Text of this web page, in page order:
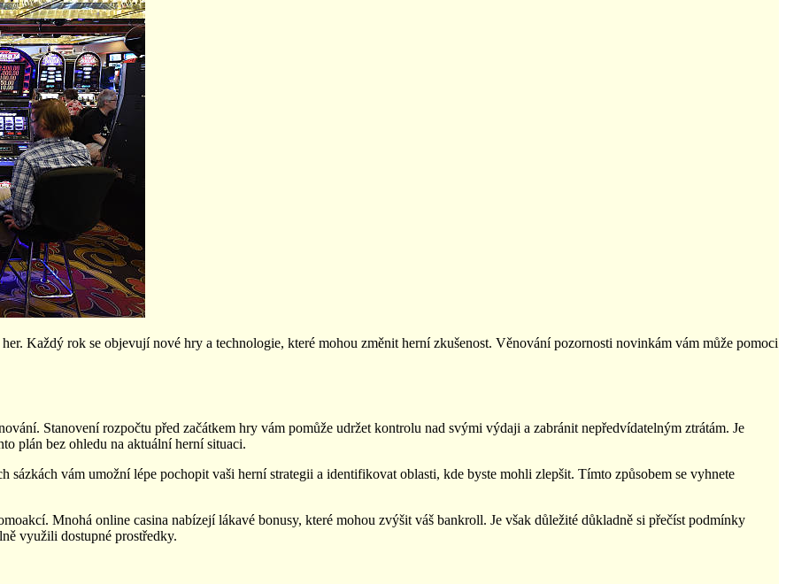
Každý rok se objevují nové hry a technologie, které mohou změnit herní zkušenost. Věnování pozornosti novinkám vám může pomoci
Stanovení rozpočtu před začátkem hry vám pomůže udržet kontrolu nad svými výdaji a zabránit nepředvídatelným ztrátám. Je
plán bez ohledu na aktuální herní situaci.
sázkách vám umožní lépe pochopit vaši herní strategii a identifikovat oblasti, kde byste mohli zlepšit. Tímto způsobem se vyhnete
Mnohá online casina nabízejí lákavé bonusy, které mohou zvýšit váš bankroll. Je však důležité důkladně si přečíst podmínky
využili dostupné prostředky.